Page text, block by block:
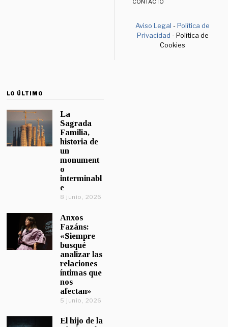
CONTACTO
Aviso Legal -Política de
Privacidad - Política de
Cookies
LO ÚLTIMO
La
Sagrada
Familia,
historia de
un
monument
o
interminabl
e
8 junio, 2026
Anxos
Fazáns:
«Siempre
busqué
analizar las
relaciones
íntimas que
nos
afectan»
5 junio, 2026
El hijo de la